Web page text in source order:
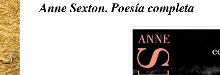
Anne Sexton. Poesía completa